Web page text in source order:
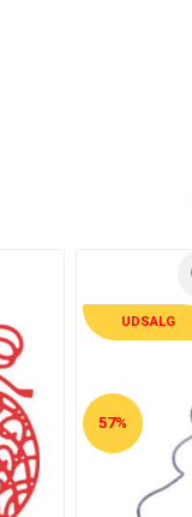
UDSALG
57%